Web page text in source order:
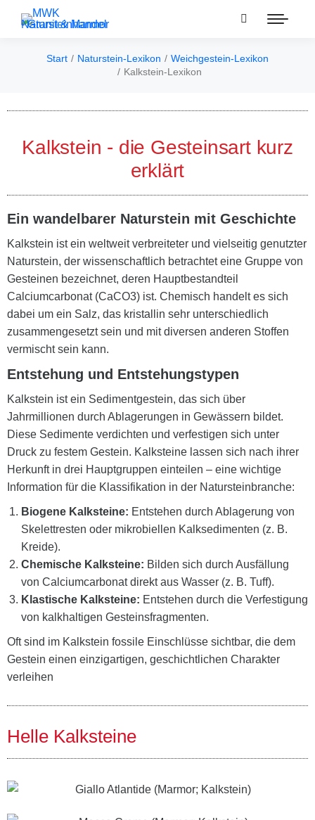
Sie befinden sich hier:
Start Naturstein-Lexikon
Weichgestein-Lexikon
Kalkstein-Lexikon
Kalkstein - die Gesteinsart kurz
erklärt
Ein wandelbarer Naturstein mit Geschichte
Kalkstein ist ein weltweit verbreiteter und vielseitig genutzter
Naturstein, der wissenschaftlich betrachtet eine Gruppe von
Gesteinen bezeichnet, deren Hauptbestandteil
Calciumcarbonat (CaCO3) ist. Chemisch handelt es sich
dabei um ein Salz, das kristallin sehr unterschiedlich
zusammengesetzt sein und mit diversen anderen Stoffen
vermischt sein kann.
Entstehung und Entstehungstypen
Kalkstein ist ein Sedimentgestein, das sich über
Jahrmillionen durch Ablagerungen in Gewässern bildet.
Diese Sedimente verdichten und verfestigen sich unter
Druck zu festem Gestein. Kalksteine lassen sich nach ihrer
Herkunft in drei Hauptgruppen einteilen – eine wichtige
Information für die Klassifikation in der Natursteinbranche:
Biogene Kalksteine: Entstehen durch Ablagerung von
Skelettresten oder mikrobiellen Kalksedimenten (z. B.
Kreide).
Chemische Kalksteine: Bilden sich durch Ausfällung
von Calciumcarbonat direkt aus Wasser (z. B. Tuff).
Klastische Kalksteine: Entstehen durch die Verfestigung
von kalkhaltigen Gesteinsfragmenten.
Oft sind im Kalkstein fossile Einschlüsse sichtbar, die dem
Gestein einen einzigartigen, geschichtlichen Charakter
verleihen
Helle Kalksteine